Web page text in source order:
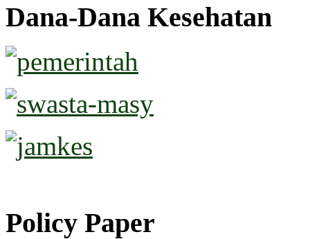
Dana-Dana Kesehatan
Policy Paper